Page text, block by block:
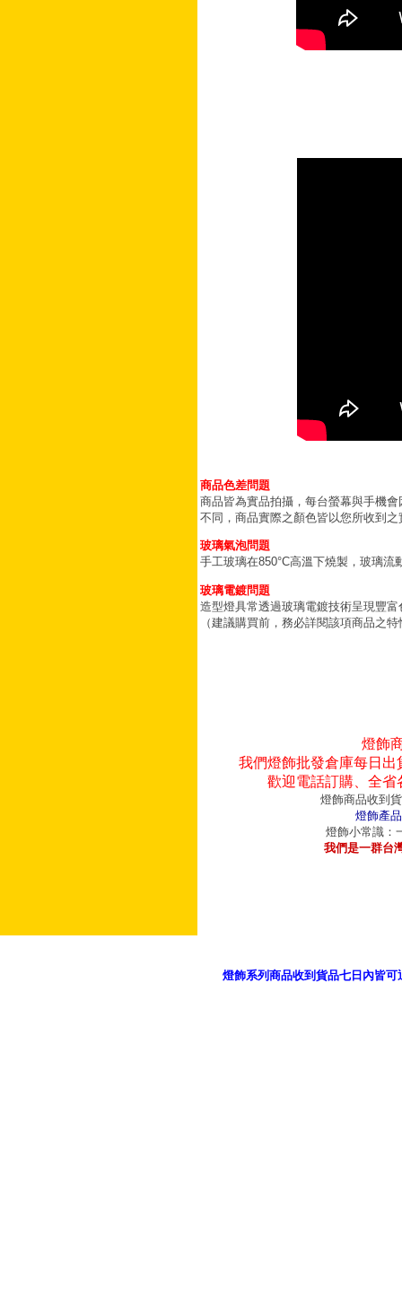
商品色差問題
商品皆為實品拍攝，每台螢幕與手機
不同，商品實際之顏色皆以您所收到之
玻璃氣泡問題
手工玻璃在850°C高溫下燒製，玻璃
玻璃電鍍問題
造型燈具常透過玻璃電鍍技術呈現豐
（建議購買前，務必詳閱該項商品之
燈飾
我們燈飾批發倉庫每日
歡迎電話訂購、全
燈飾商品收到
燈飾產
燈飾小常識：
我們是一群台
燈飾系列商品收到貨品七日內皆